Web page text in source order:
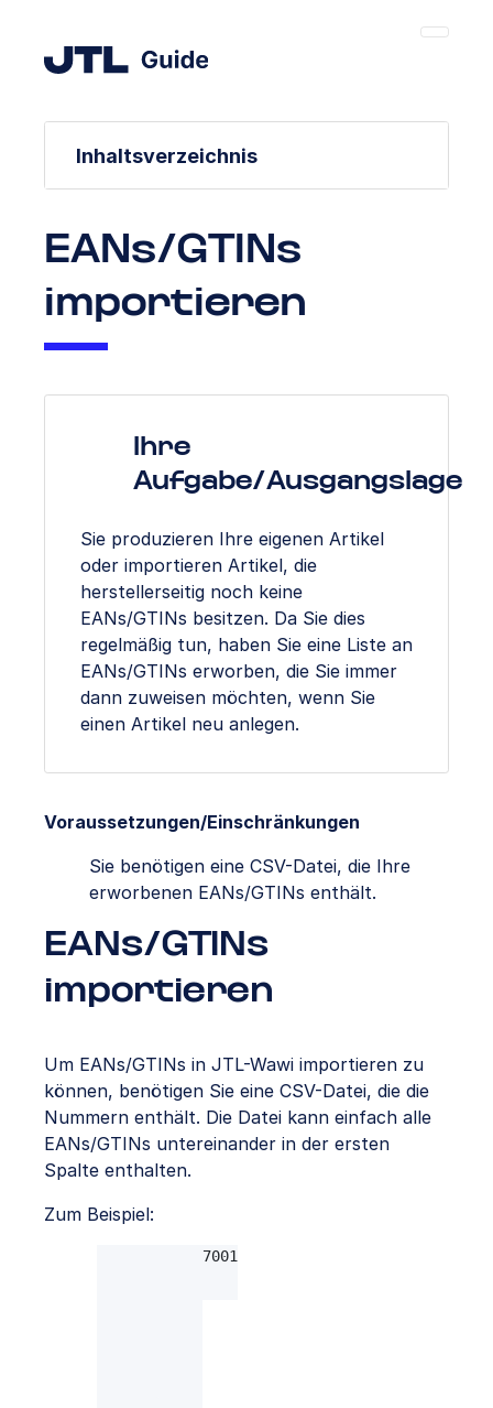
Inhaltsverzeichnis
EANs/GTINs
importieren
Ihre
Aufgabe/Ausgangslage
Sie produzieren Ihre eigenen Artikel
oder importieren Artikel, die
herstellerseitig noch keine
EANs/GTINs besitzen. Da Sie dies
regelmäßig tun, haben Sie eine Liste an
EANs/GTINs erworben, die Sie immer
dann zuweisen möchten, wenn Sie
einen Artikel neu anlegen.
Voraussetzungen/Einschränkungen
Sie benötigen eine CSV-Datei, die Ihre
erworbenen EANs/GTINs enthält.
EANs/GTINs
importieren
Um EANs/GTINs in JTL-Wawi importieren zu
können, benötigen Sie eine CSV-Datei, die die
Nummern enthält. Die Datei kann einfach alle
EANs/GTINs untereinander in der ersten
Spalte enthalten.
Zum Beispiel:
123456707001